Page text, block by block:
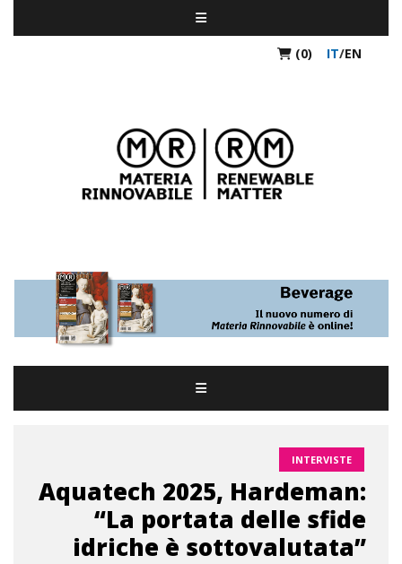
(0) IT/EN
INTERVISTE
Aquatech 2025, Hardeman:
“La portata delle sfide
idriche è sottovalutata”